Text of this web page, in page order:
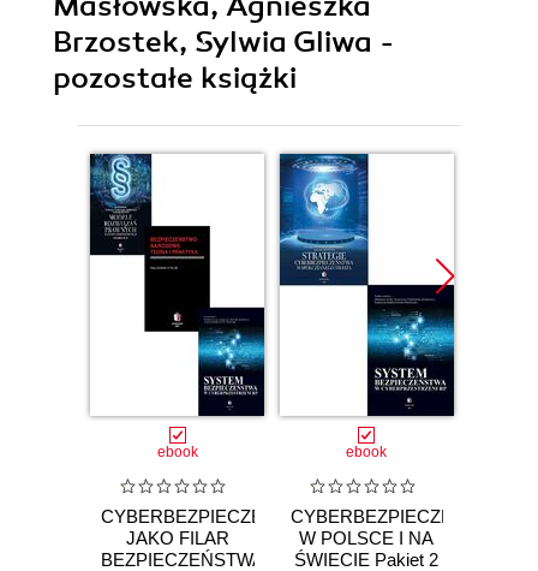
Brzostek, Sylwia Gliwa -
pozostałe książki
ebook
CYBERBEZPIECZEŃSTWO
JAKO FILAR
BEZPIECZEŃSTWA
ebook
CYBERBEZPIECZEŃSTWO
W POLSCE I NA
ŚWIECIE Pakiet 2